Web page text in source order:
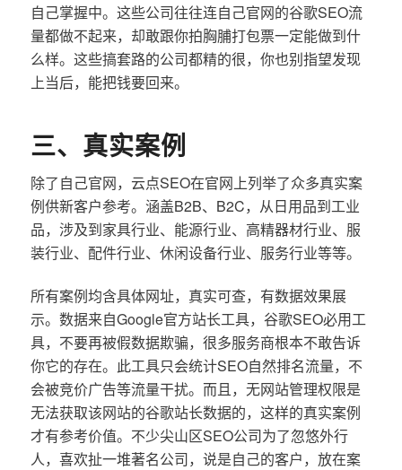
自己掌握中。这些公司往往连自己官网的谷歌SEO流
量都做不起来，却敢跟你拍胸脯打包票一定能做到什
么样。这些搞套路的公司都精的很，你也别指望发现
上当后，能把钱要回来。
三、真实案例
除了自己官网，云点SEO在官网上列举了众多真实案
例供新客户参考。涵盖B2B、B2C，从日用品到工业
品，涉及到家具行业、能源行业、高精器材行业、服
装行业、配件行业、休闲设备行业、服务行业等等。
所有案例均含具体网址，真实可查，有数据效果展
示。数据来自Google官方站长工具，谷歌SEO必用工
具，不要再被假数据欺骗，很多服务商根本不敢告诉
你它的存在。此工具只会统计SEO自然排名流量，不
会被竞价广告等流量干扰。而且，无网站管理权限是
无法获取该网站的谷歌站长数据的，这样的真实案例
才有参考价值。不少尖山区SEO公司为了忽悠外行
人，喜欢扯一堆著名公司，说是自己的客户，放在案